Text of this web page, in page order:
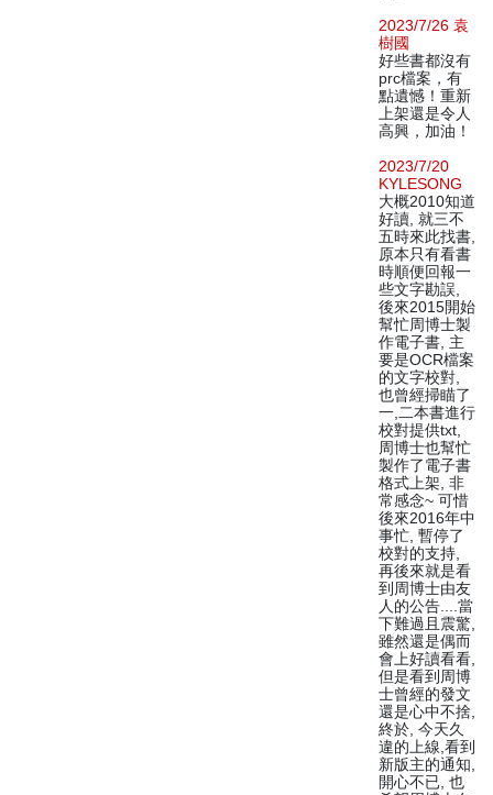
2023/7/26 袁
樹國
好些書都沒有
prc檔案，有
點遺憾！重新
上架還是令人
高興，加油！
2023/7/20
KYLESONG
大概2010知道
好讀, 就三不
五時來此找書,
原本只有看書
時順便回報一
些文字勘誤,
後來2015開始
幫忙周博士製
作電子書, 主
要是OCR檔案
的文字校對,
也曾經掃瞄了
一,二本書進行
校對提供txt,
周博士也幫忙
製作了電子書
格式上架, 非
常感念~ 可惜
後來2016年中
事忙, 暫停了
校對的支持,
再後來就是看
到周博士由友
人的公告....當
下難過且震驚,
雖然還是偶而
會上好讀看看,
但是看到周博
士曾經的發文
還是心中不捨,
終於, 今天久
違的上線,看到
新版主的通知,
開心不已, 也